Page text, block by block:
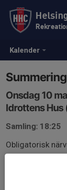
Kalender
Onsdag 10
Idrottens Hus
Samling: 18:25
Obligatorisk